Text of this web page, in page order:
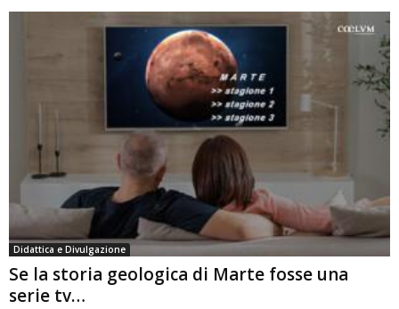
Didattica e Divulgazione
Se la storia geologica di Marte fosse una
serie tv…